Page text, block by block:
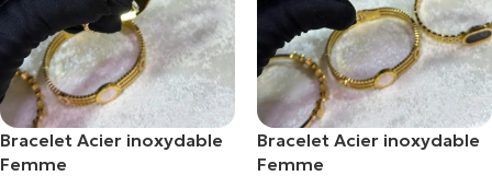
Bracelet Acier inoxydable
Femme
Bracelet Acier inoxydable
Femme